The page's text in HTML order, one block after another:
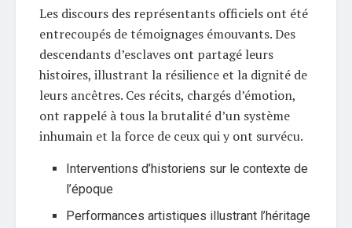
Les discours des représentants officiels ont été
entrecoupés de témoignages émouvants. Des
descendants d’esclaves ont partagé leurs
histoires, illustrant la résilience et la dignité de
leurs ancêtres. Ces récits, chargés d’émotion,
ont rappelé à tous la brutalité d’un système
inhumain et la force de ceux qui y ont survécu.
Interventions d’historiens sur le contexte de
l’époque
Performances artistiques illustrant l’héritage